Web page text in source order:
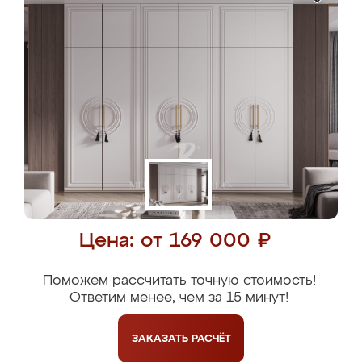
Цена: от 169 000 ₽
Поможем рассчитать точную стоимость!
Ответим менее, чем за 15 минут!
ЗАКАЗАТЬ РАСЧЁТ